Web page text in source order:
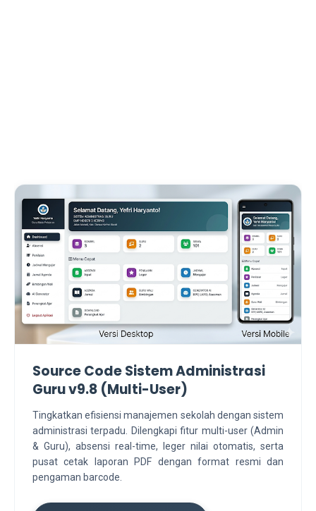
Source Code Sistem Administrasi
Guru v9.8 (Multi-User)
Tingkatkan efisiensi manajemen sekolah dengan sistem
administrasi terpadu. Dilengkapi fitur multi-user (Admin
& Guru), absensi real-time, leger nilai otomatis, serta
pusat cetak laporan PDF dengan format resmi dan
pengaman barcode.